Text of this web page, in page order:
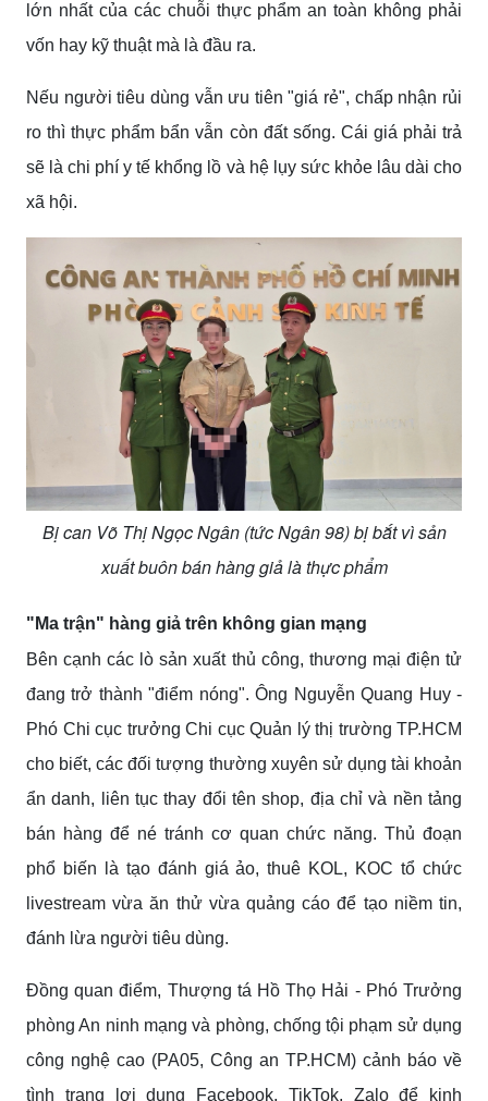
lớn nhất của các chuỗi thực phẩm an toàn không phải
vốn hay kỹ thuật mà là đầu ra.
Nếu người tiêu dùng vẫn ưu tiên "giá rẻ", chấp nhận rủi
ro thì thực phẩm bẩn vẫn còn đất sống. Cái giá phải trả
sẽ là chi phí y tế khổng lồ và hệ lụy sức khỏe lâu dài cho
xã hội.
Bị can Võ Thị Ngọc Ngân (tức Ngân 98) bị bắt vì sản
xuất buôn bán hàng giả là thực phẩm
"Ma trận" hàng giả trên không gian mạng
Bên cạnh các lò sản xuất thủ công, thương mại điện tử
đang trở thành "điểm nóng". Ông Nguyễn Quang Huy -
Phó Chi cục trưởng Chi cục Quản lý thị trường TP.HCM
cho biết, các đối tượng thường xuyên sử dụng tài khoản
ẩn danh, liên tục thay đổi tên shop, địa chỉ và nền tảng
bán hàng để né tránh cơ quan chức năng. Thủ đoạn
phổ biến là tạo đánh giá ảo, thuê KOL, KOC tổ chức
livestream vừa ăn thử vừa quảng cáo để tạo niềm tin,
đánh lừa người tiêu dùng.
Đồng quan điểm, Thượng tá Hồ Thọ Hải - Phó Trưởng
phòng An ninh mạng và phòng, chống tội phạm sử dụng
công nghệ cao (PA05, Công an TP.HCM) cảnh báo về
tình trạng lợi dụng Facebook, TikTok, Zalo để kinh